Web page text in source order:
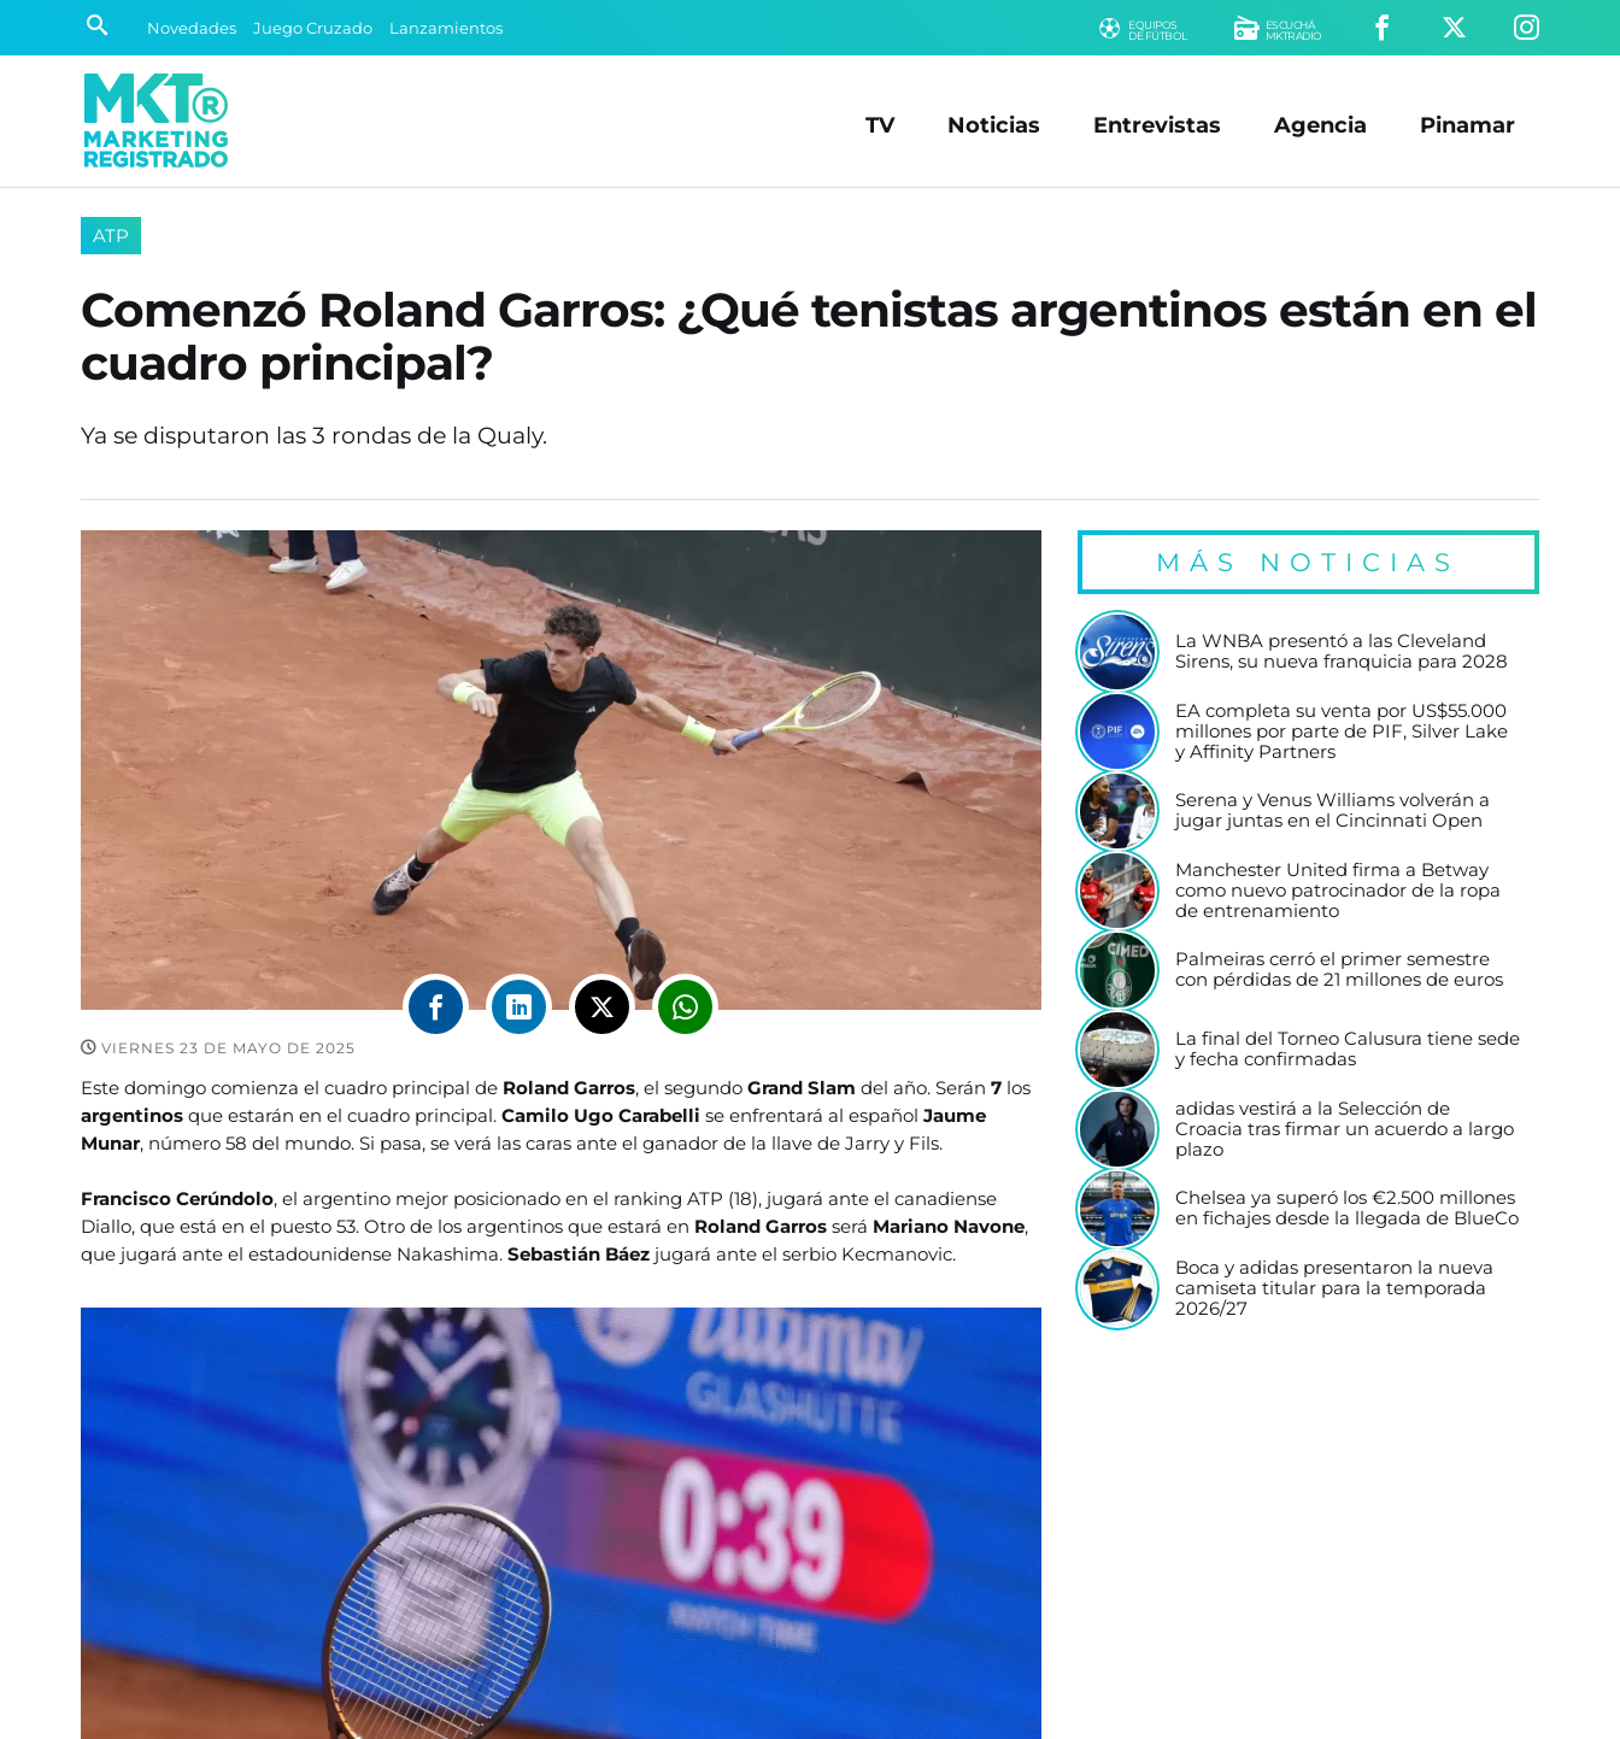
Novedades Juego Cruzado Lanzamientos
EQUIPOS
DE FÚTBOL
ESCUCHÁ
MKTRADIO
TV Noticias Entrevistas Agencia Pinamar
ATP
Comenzó Roland Garros: ¿Qué tenistas argentinos están en el
cuadro principal?
Ya se disputaron las 3 rondas de la Qualy.
VIERNES 23 DE MAYO DE 2025
Este domingo comienza el cuadro principal de Roland Garros, el segundoGrand Slamdel año. Serán7 los
argentinos que estarán en el cuadro principal.Camilo Ugo Carabelli se enfrentará al españolJaume
Munar, número 58 del mundo. Si pasa, se verá las caras ante el ganador de la llave de Jarry y Fils.
Francisco Cerúndolo, el argentino mejor posicionado en el ranking ATP (18), jugará ante el canadiense
Diallo, que está en el puesto 53. Otro de los argentinos que estará en Roland Garros será Mariano Navone,
que jugará ante el estadounidense Nakashima.Sebastián Báez jugará ante el serbio Kecmanovic.
MÁS NOTICIAS
La WNBA presentó a las Cleveland
Sirens, su nueva franquicia para 2028
EA completa su venta por US$55.000
millones por parte de PIF, Silver Lake
y Affinity Partners
Serena y Venus Williams volverán a
jugar juntas en el Cincinnati Open
Manchester United firma a Betway
como nuevo patrocinador de la ropa
de entrenamiento
Palmeiras cerró el primer semestre
con pérdidas de 21 millones de euros
La final del Torneo Calusura tiene sede
y fecha confirmadas
adidas vestirá a la Selección de
Croacia tras firmar un acuerdo a largo
plazo
Chelsea ya superó los €2.500 millones
en fichajes desde la llegada de BlueCo
Boca y adidas presentaron la nueva
camiseta titular para la temporada
2026/27